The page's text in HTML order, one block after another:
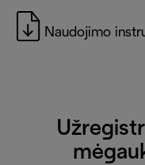
Naudojimo